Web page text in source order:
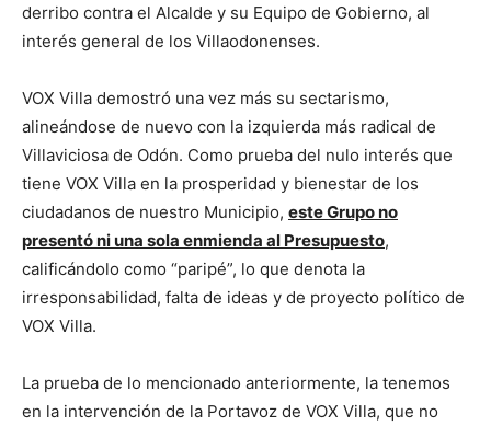
derribo contra el Alcalde y su Equipo de Gobierno, al
interés general de los Villaodonenses.
VOX Villa demostró una vez más su sectarismo,
alineándose de nuevo con la izquierda más radical de
Villaviciosa de Odón. Como prueba del nulo interés que
tiene VOX Villa en la prosperidad y bienestar de los
ciudadanos de nuestro Municipio, este Grupo no
presentó ni una sola enmienda al Presupuesto,
calificándolo como “paripé”, lo que denota la
irresponsabilidad, falta de ideas y de proyecto político de
VOX Villa.
La prueba de lo mencionado anteriormente, la tenemos
en la intervención de la Portavoz de VOX Villa, que no